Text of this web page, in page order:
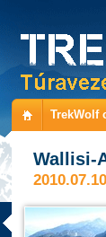
TrekWolf
Wallisi-